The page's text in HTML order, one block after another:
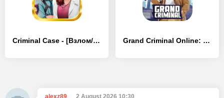
Criminal Case - [Взлом/МОД Меню] Grand Criminal Online: Банды - [Взлом/МОД Unlocked]
alexz89
2 August 2026 10:30